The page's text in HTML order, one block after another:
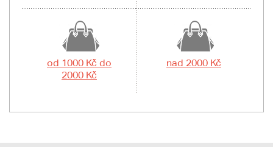
od 1000 Kč do
2000 Kč
nad 2000 Kč